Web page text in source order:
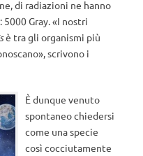
di radiazioni ne hanno
Gray. «I nostri
è tra gli organismi più
scrivono i
È dunque venuto
spontaneo chiedersi
come una specie
così cocciutamente